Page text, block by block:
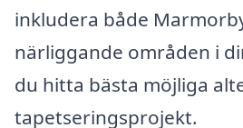
inkludera både
närliggande områden i
du hitta bästa möjliga
tapetseringsprojekt.